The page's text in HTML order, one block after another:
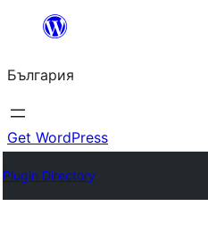
България
Get WordPress
Plugin Directory